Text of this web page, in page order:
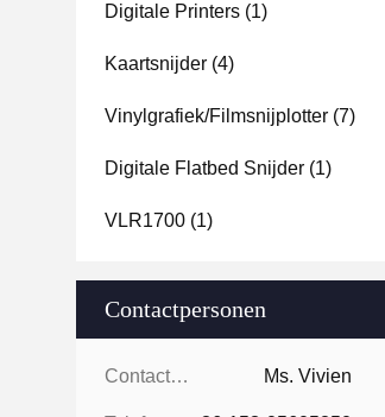
Digitale Printers (1)
Kaartsnijder (4)
Vinylgrafiek/filmsnijplotter (7)
Digitale Flatbed Snijder (1)
VLR1700 (1)
Contactpersonen
Contactpersonen: Ms. Vivien